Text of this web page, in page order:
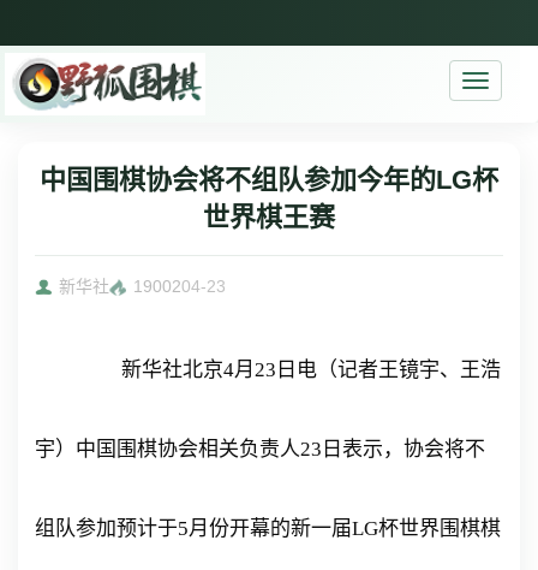
Toggle
中国围棋协会将不组队参加今年的LG杯
世界棋王赛
新华社 1900204-23
新华社北京4月23日电（记者王镜宇、王浩
宇）中国围棋协会相关负责人23日表示，协会将不
组队参加预计于5月份开幕的新一届LG杯世界围棋棋